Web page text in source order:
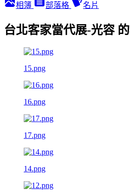
相簿 部落格 名片
台北客家當代展-光容
15.png
16.png
17.png
14.png